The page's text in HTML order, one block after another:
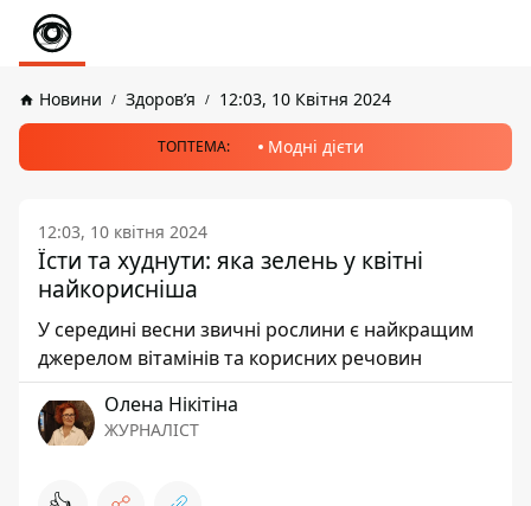
Новини Здоров’я 12:03, 10 Квітня 2024
ТОПТЕМА: Модні дієти
12:03, 10 квітня 2024
Їсти та худнути: яка зелень у квітні
найкорисніша
У середині весни звичні рослини є найкращим
джерелом вітамінів та корисних речовин
Олена Нікітіна
ЖУРНАЛІСТ